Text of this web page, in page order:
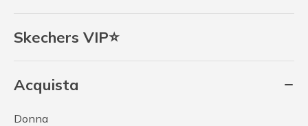
Skechers VIP⭐
Acquista
Donna